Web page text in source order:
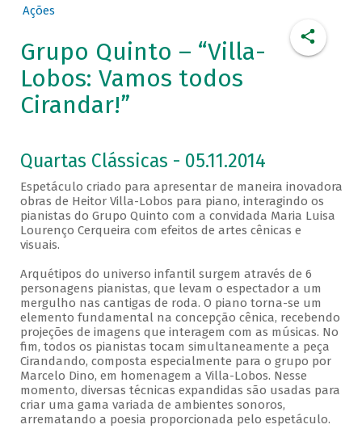
Ações
Grupo Quinto – “Villa-
Lobos: Vamos todos
Cirandar!”
Quartas Clássicas - 05.11.2014
Espetáculo criado para apresentar de maneira inovadora
obras de Heitor Villa-Lobos para piano, interagindo os
pianistas do Grupo Quinto com a convidada Maria Luisa
Lourenço Cerqueira com efeitos de artes cênicas e
visuais.
Arquétipos do universo infantil surgem através de 6
personagens pianistas, que levam o espectador a um
mergulho nas cantigas de roda. O piano torna-se um
elemento fundamental na concepção cênica, recebendo
projeções de imagens que interagem com as músicas. No
fim, todos os pianistas tocam simultaneamente a peça
Cirandando, composta especialmente para o grupo por
Marcelo Dino, em homenagem a Villa-Lobos. Nesse
momento, diversas técnicas expandidas são usadas para
criar uma gama variada de ambientes sonoros,
arrematando a poesia proporcionada pelo espetáculo.